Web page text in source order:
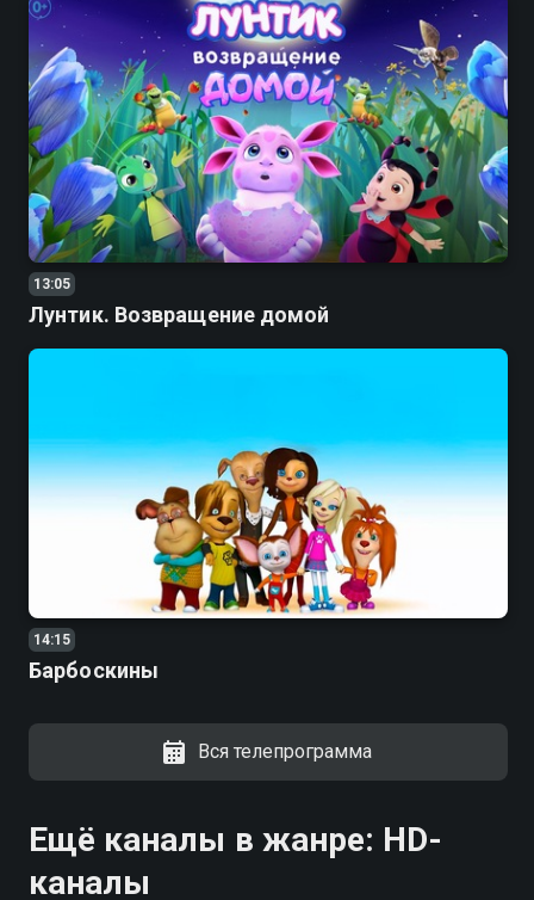
13:05
Лунтик. Возвращение домой
14:15
Барбоскины
Вся телепрограмма
Ещё каналы в жанре: HD-
каналы